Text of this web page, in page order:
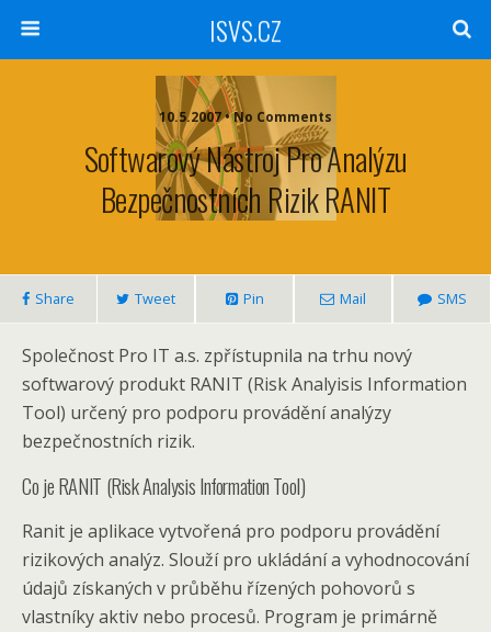
ISVS.CZ
10.5.2007 • No Comments
Softwarový Nástroj Pro Analýzu
Bezpečnostních Rizik RANIT
Share Tweet Pin Mail SMS
Společnost Pro IT a.s. zpřístupnila na trhu nový
softwarový produkt RANIT (Risk Analyisis Information
Tool) určený pro podporu provádění analýzy
bezpečnostních rizik.
Co je RANIT (Risk Analysis Information Tool)
Ranit je aplikace vytvořená pro podporu provádění
rizikových analýz. Slouží pro ukládání a vyhodnocování
údajů získaných v průběhu řízených pohovorů s
vlastníky aktiv nebo procesů. Program je primárně